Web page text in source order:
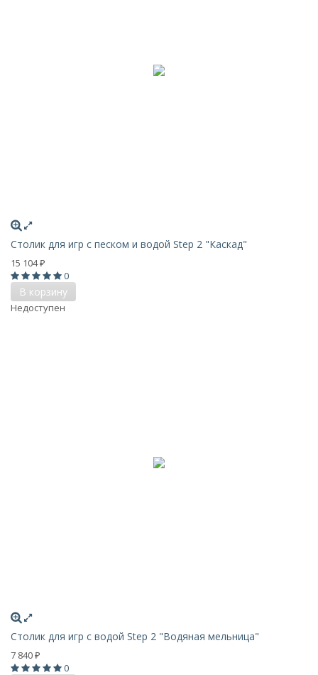
Столик для игр с песком и водой Step 2 "Каскад"
15 104 ₽
0
В корзину
Недоступен
Столик для игр с водой Step 2 "Водяная мельница"
7 840 ₽
0